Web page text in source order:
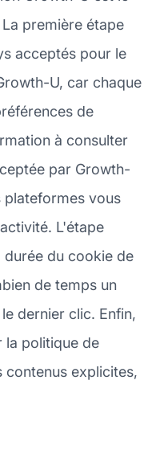
première étape
acceptés pour le
U, car chaque
de
à consulter
par Growth-
plateformes vous
L'étape
durée du cookie de
de temps un
dernier clic. Enfin,
la politique de
contenus explicites,